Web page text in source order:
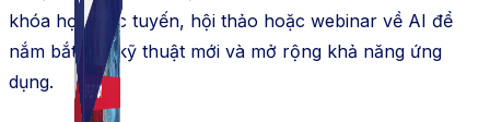
khóa học trực tuyến, hội thảo hoặc webinar về AI để
nắm bắt các kỹ thuật mới và mở rộng khả năng ứng
dụng.